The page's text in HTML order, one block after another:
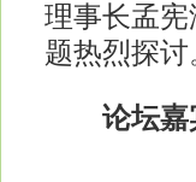
理事长孟
题热烈探
论坛嘉